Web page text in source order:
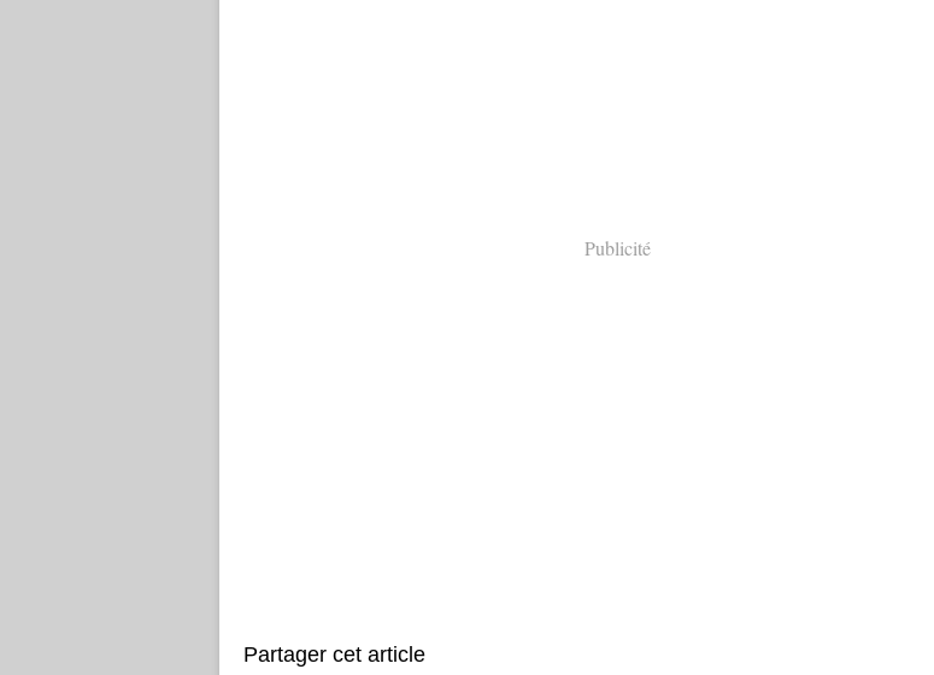
Publicité
Partager cet article